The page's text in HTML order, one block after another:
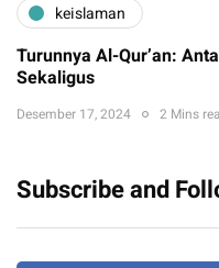
keislaman
Turunnya Al-Qur’an:
Sekaligus
Desember 17, 2024 2 Mins
Subscribe and